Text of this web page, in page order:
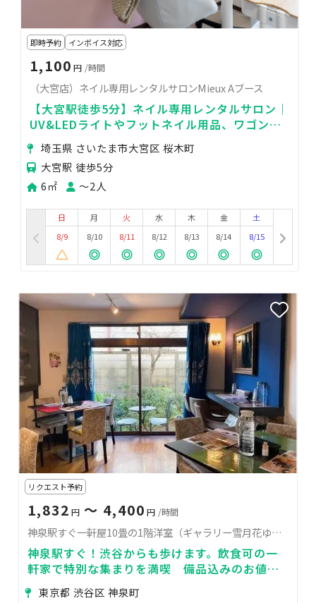
即時予約 インボイス対応
1,100 円 /時間
（大宮店）ネイル専用レンタルサロンMieux Aブース
【大宮駅徒歩5分】ネイル専用レンタルサロン｜
UV&LEDライトやフットネイル用品、ワゴンや
集塵機も完備｜
埼玉県 さいたま市大宮区 桜木町
大宮駅 徒歩5分
6㎡
〜2人
日
8/9
月
8/10
火
8/11
水
8/12
木
8/13
金
8/14
土
8/15
リクエスト予約
1,832 円 〜 4,400 円 /時間
神泉駅すぐ一軒屋10畳の1階洋室（ギャラリー雪月花ゆづか内）
神泉駅すぐ！渋谷からも歩けます。飲食可の一
軒家で特別な集まりを満喫 備品込みのお値
段 必要ない家具はお庭に移動出来ます
東京都 渋谷区 神泉町